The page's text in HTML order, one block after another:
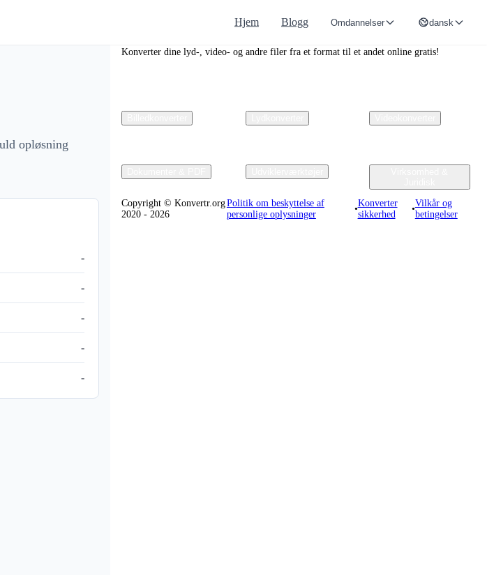
Hjem Blogg Omdannelser dansk
opløsning
-
-
-
-
-
Konverter dine lyd-, video- og andre filer fra et format til et andet online gratis!
Copyright © Konvertr.org
2020 - 2026
Politik om beskyttelse af
personlige oplysninger
•
Konverter
sikkerhed
•
Vilkår og
betingelser